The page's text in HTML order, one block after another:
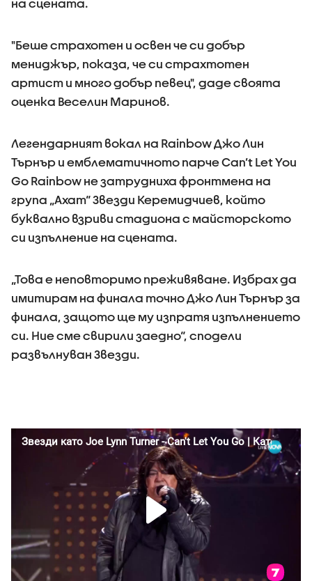
на сцената.
"Беше страхотен и освен че си добър
мениджър, показа, че си страхтотен
артист и много добър певец", даде своята
оценка Веселин Маринов.
Легендарният вокал на Rainbow Джо Лин
Търнър и емблематичното парче Can’t Let You
Go Rainbow не затрудниха фронтмена на
група „Ахат“ Звезди Керемидчиев, който
буквално взриви стадиона с майсторското
си изпълнение на сцената.
„Това е неповторимо преживяване. Избрах да
имитирам на финала точно Джо Лин Търнър за
финала, защото ще му изпратя изпълнението
си. Ние сме свирили заедно“, сподели
развълнуван Звезди.